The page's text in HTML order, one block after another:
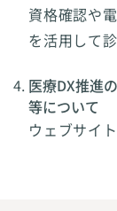
資格確認や
を活用して
医療DX推進
等について
ウェブサイ